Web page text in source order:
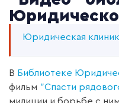
Юридическая
В Библиотеке
фильм "Спасти